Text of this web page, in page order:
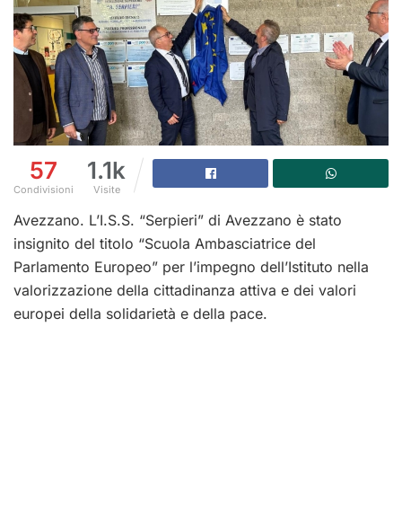
57
Condivisioni
1.1k
Visite
Avezzano. L’I.S.S. “Serpieri” di Avezzano è stato
insignito del titolo “Scuola Ambasciatrice del
Parlamento Europeo” per l’impegno dell’Istituto nella
valorizzazione della cittadinanza attiva e dei valori
europei della solidarietà e della pace.